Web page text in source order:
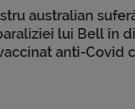
australian
lui Bell în
anti-Covid